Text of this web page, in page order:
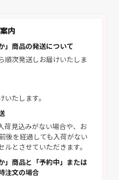
内
」商品の発送について
順次発送しお届けいたしま
たします。
荷見込みがない場合や、お
後を経過しても入荷がない
とさせていただきます。
」商品と「予約中」または
注文の場合